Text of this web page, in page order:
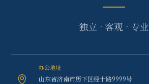
独立 · 客观 · 专业
办公地址
山东省济南市历下区经十路9999号